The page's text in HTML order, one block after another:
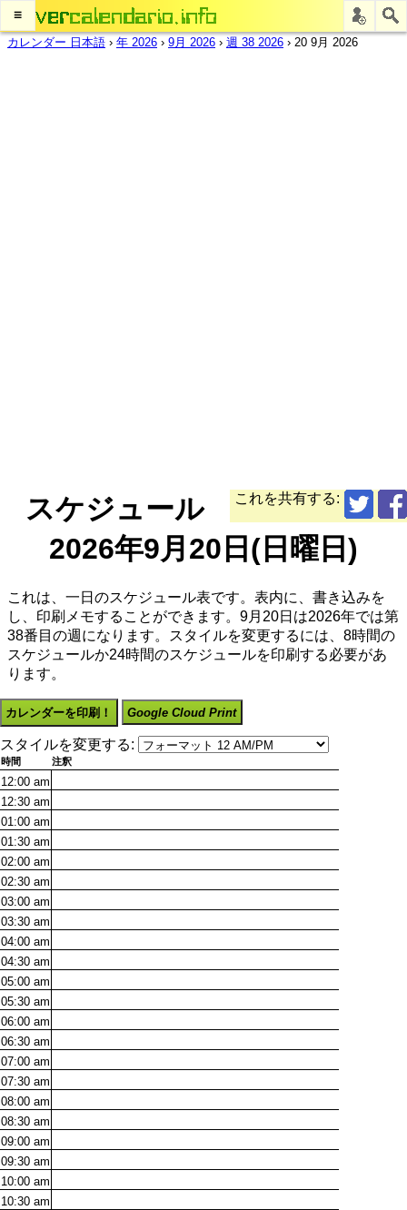
≡
カレンダー 日本語 › 年 2026 › 9月 2026 › 週 38 2026 › 20 9月 2026
これを共有する:
スケジュール
2026年9月20日(日曜日)
これは、一日のスケジュール表です。表内に、書き込みを
し、印刷メモすることができます。9月20日は2026年では第
38番目の週になります。スタイルを変更するには、8時間の
スケジュールか24時間のスケジュールを印刷する必要があ
ります。
カレンダーを印刷！ Google Cloud Print
スタイルを変更する:
時間 注釈
12:00 am
12:30 am
01:00 am
01:30 am
02:00 am
02:30 am
03:00 am
03:30 am
04:00 am
04:30 am
05:00 am
05:30 am
06:00 am
06:30 am
07:00 am
07:30 am
08:00 am
08:30 am
09:00 am
09:30 am
10:00 am
10:30 am